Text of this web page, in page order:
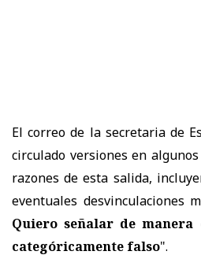
El correo de la secretaria de
circulado versiones en
razones de esta salida,
eventuales desvinculaciones
Quiero señalar de
categóricamente falso".